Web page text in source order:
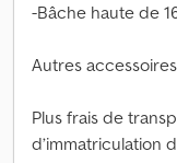
-Bâche haute de
Autres
Plus frais de
d’immatriculation